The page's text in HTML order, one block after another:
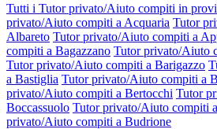
Tutti i Tutor privato/Aiuto compiti in
privato/Aiuto compiti a Acquaria Tutor
Albareto Tutor privato/Aiuto compiti a
compiti a Bagazzano Tutor privato/Aiuto
Tutor privato/Aiuto compiti a Barigazzo
a Bastiglia Tutor privato/Aiuto compiti a
privato/Aiuto compiti a Bertocchi Tutor
Boccassuolo Tutor privato/Aiuto compiti
privato/Aiuto compiti a Budrione